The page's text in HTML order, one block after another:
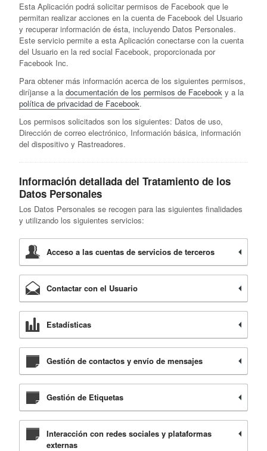
Esta Aplicación podrá solicitar permisos de Facebook que le
permitan realizar acciones en la cuenta de Facebook del Usuario
y recuperar información de ésta, incluyendo Datos Personales.
Este servicio permite a esta Aplicación conectarse con la cuenta
del Usuario en la red social Facebook, proporcionada por
Facebook Inc.
Para obtener más información acerca de los siguientes permisos,
diríjanse a la documentación de los permisos de Facebook y a la
política de privacidad de Facebook.
Los permisos solicitados son los siguientes: Datos de uso,
Dirección de correo electrónico, Información básica, información
del dispositivo y Rastreadores.
Información detallada del Tratamiento de los
Datos Personales
Los Datos Personales se recogen para las siguientes finalidades
y utilizando los siguientes servicios:
Acceso a las cuentas de servicios de terceros
Contactar con el Usuario
Estadísticas
Gestión de contactos y envío de mensajes
Gestión de Etiquetas
Interacción con redes sociales y plataformas
externas